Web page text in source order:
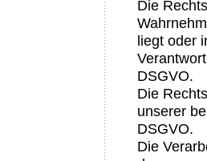
Die
liegt oder
DSGVO.
Die
unserer
DSGVO.
Die